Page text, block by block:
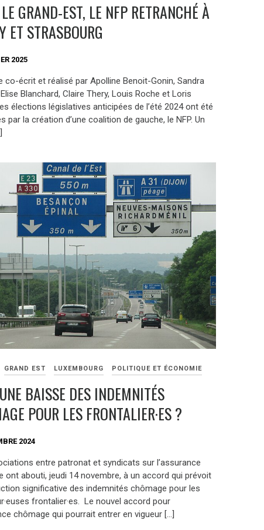
GRAND-EST, LE NFP RETRANCHÉ À
ET STRASBOURG
2025
co-écrit et réalisé par Apolline Benoit-Gonin, Sandra
Blanchard, Claire Thery, Louis Roche et Loris
élections législatives anticipées de l’été 2024 ont été
par la création d’une coalition de gauche, le NFP. Un
GRAND EST LUXEMBOURG POLITIQUE ET ÉCONOMIE
BAISSE DES INDEMNITÉS
POUR LES FRONTALIER·ES ?
2024
entre patronat et syndicats sur l’assurance
ont abouti, jeudi 14 novembre, à un accord qui prévoit
significative des indemnités chômage pour les
frontalier·es. Le nouvel accord pour
chômage qui pourrait entrer en vigueur […]